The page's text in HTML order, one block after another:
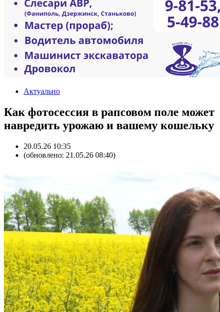
Актуально
Как фотосессия в рапсовом поле может
навредить урожаю и вашему кошельку
20.05.26 10:35
(обновлено: 21.05.26 08:40)